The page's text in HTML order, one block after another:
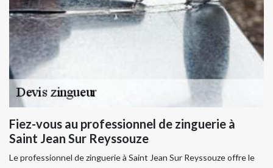
Fiez-vous au professionnel de zinguerie à
Saint Jean Sur Reyssouze
Le professionnel de zinguerie à Saint Jean Sur Reyssouze offre le